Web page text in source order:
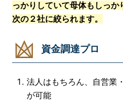
っかりしていて母体もしっか
次の２社に絞られます。
資金調達プロ
法人はもちろん、自営業
が可能